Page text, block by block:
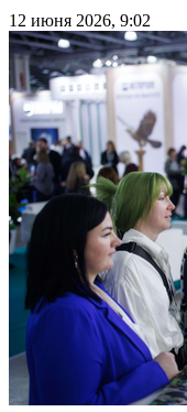
12 июня 2026, 9:02